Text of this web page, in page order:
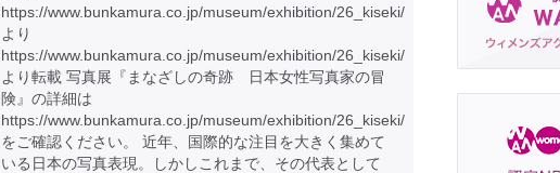
https://www.bunkamura.co.jp/museum/exhibition/26_kiseki/
より
https://www.bunkamura.co.jp/museum/exhibition/26_kiseki/
より転載 写真展『まなざしの奇跡 日本女性写真家の冒
険』の詳細は
https://www.bunkamura.co.jp/museum/exhibition/26_kiseki/
をご確認ください。 近年、国際的な注目を大きく集めて
いる日本の写真表現。しかしこれまで、その代表として